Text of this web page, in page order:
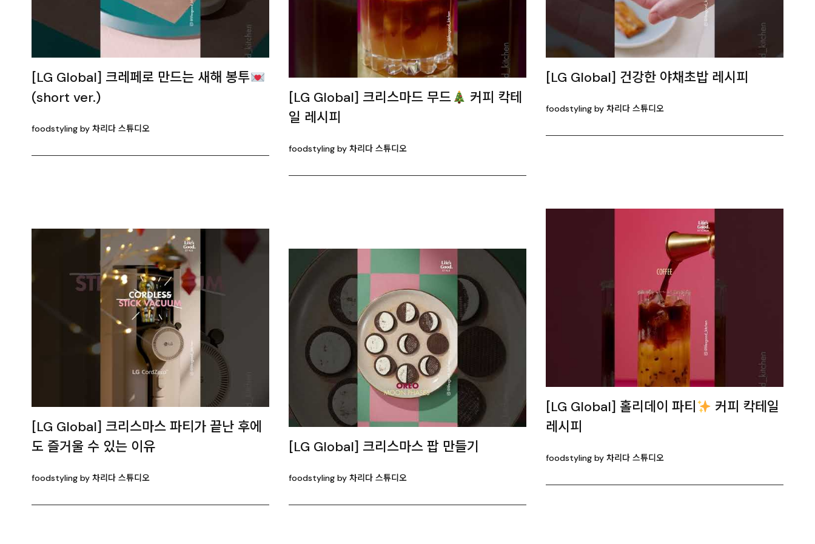
[LG Global] 크레페로 만드는 새해 봉투
(short ver.)
foodstyling by 차리다 스튜디오
[LG Global] 건강한 야채초밥 레시피
foodstyling by 차리다 스튜디오
[LG Global] 크리스마드 무드
커피 칵테
일 레시피
foodstyling by 차리다 스튜디오
[LG Global] 홀리데이 파티
커피 칵테일
레시피
foodstyling by 차리다 스튜디오
[LG Global] 크리스마스 파티가 끝난 후에
도 즐거울 수 있는 이유
foodstyling by 차리다 스튜디오
[LG Global] 크리스마스 팝 만들기
foodstyling by 차리다 스튜디오